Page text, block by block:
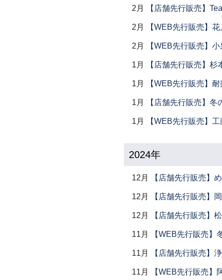
2月 【店舗先行販売】
2月 【WEB先行販売】
2月 【WEB先行販売】
1月 【店舗先行販売】
1月 【WEB先行販売】
1月 【店舗先行販売】冬
1月 【WEB先行販売】
2024年
12月 【店舗先行販売】
12月 【店舗先行販売】
12月 【店舗先行販売】
11月 【WEB先行販売】
11月 【店舗先行販売】
11月 【WEB先行販売】